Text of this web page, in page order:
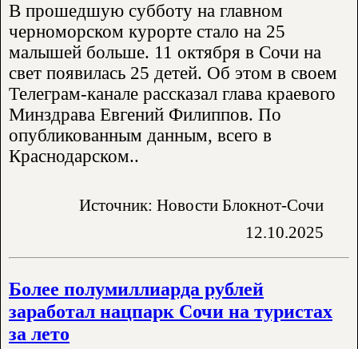
В прошедшую субботу на главном
черноморском курорте стало на 25
малышей больше. 11 октября в Сочи на
свет появилась 25 детей. Об этом в своем
Телеграм-канале рассказал глава краевого
Минздрава Евгений Филиппов. По
опубликованным данным, всего в
Краснодарском..
Источник: Новости Блокнот-Сочи
12.10.2025
Более полумиллиарда рублей
заработал нацпарк Сочи на туристах
за лето